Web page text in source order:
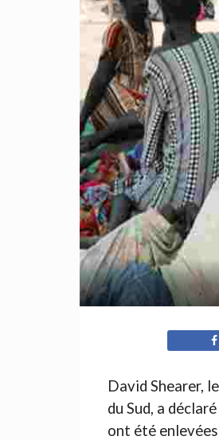
David Shearer,
du Sud, a
ont été